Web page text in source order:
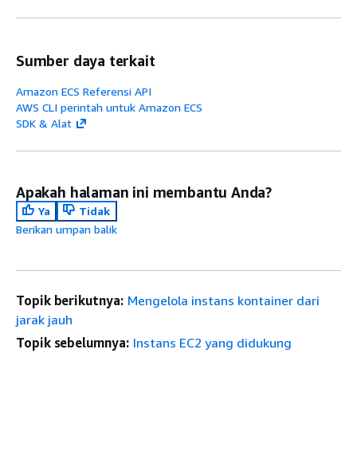
Sumber daya terkait
Amazon ECS Referensi API
AWS CLI perintah untuk Amazon ECS
SDK & Alat
Apakah halaman ini membantu Anda?
Ya
Tidak
Berikan umpan balik
Topik berikutnya: Mengelola instans kontainer dari
jarak jauh
Topik sebelumnya: Instans EC2 yang didukung